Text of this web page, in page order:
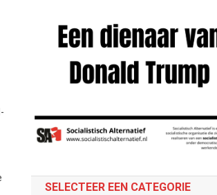
SELECTEER EEN CATEGORIE